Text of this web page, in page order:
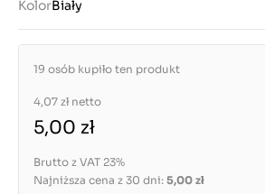
KolorBiały
19 osób kupiło ten produkt
4,07 zł netto
5,00 zł
Brutto z VAT 23%
Najniższa cena z 30 dni: 5,00 zł